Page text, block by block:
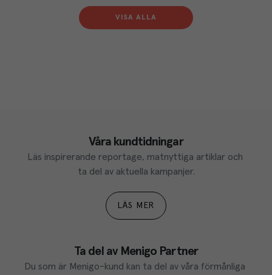
VISA ALLA
Våra kundtidningar
Läs inspirerande reportage, matnyttiga artiklar och
ta del av aktuella kampanjer.
LÄS MER
Ta del av Menigo Partner
Du som är Menigo-kund kan ta del av våra förmånliga